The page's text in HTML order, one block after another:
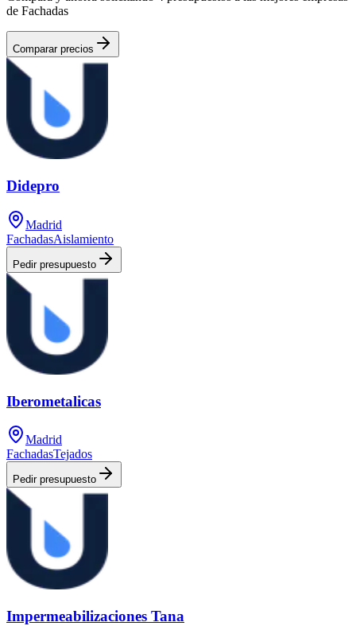
de Fachadas
Comparar precios
Didepro
Madrid
FachadasAislamiento
Pedir presupuesto
Iberometalicas
Madrid
FachadasTejados
Pedir presupuesto
Impermeabilizaciones Tana